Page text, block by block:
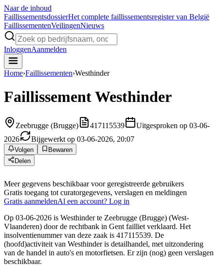
Naar de inhoud
FaillissementsdossierHet complete faillissementsregister van België
FaillissementenVeilingenNieuws
InloggenAanmelden
Home›Faillissementen›Westhinder
FaillissementWesthinder
Zeebrugge (Brugge) 417115539
Uitgesproken op 03-06-
2026
Bijgewerkt op 03-06-2026, 20:07
Volgen
Bewaren
Delen
Meer gegevens beschikbaar voor geregistreerde gebruikers
Gratis toegang tot curatorgegevens, verslagen en meldingen
Gratis aanmeldenAl een account? Log in
Op 03-06-2026 is Westhinder te Zeebrugge (Brugge) (West-
Vlaanderen) door de rechtbank in Gent failliet verklaard. Het
insolventienummer van deze zaak is 417115539. De
(hoofd)activiteit van Westhinder is detailhandel, met uitzondering
van de handel in auto's en motorfietsen. Er zijn (nog) geen verslagen
beschikbaar.